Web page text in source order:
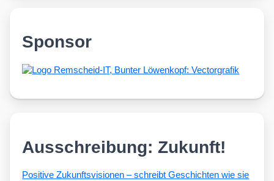
Sponsor
Ausschreibung: Zukunft!
Posi­ti­ve Zukunfts­vi­sio­nen – schreibt Geschich­ten wie sie